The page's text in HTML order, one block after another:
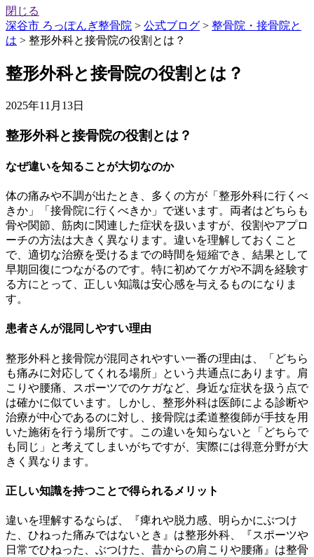
閉じる
深谷市 ろっぽんぎ整骨院 > 公式ブログ > 整骨院・接骨院と
は > 整形外科と接骨院の役割とは？
整形外科と接骨院の役割とは？
2025年11月13日
整形外科と接骨院の役割とは？
なぜ違いを知ることが大切なのか
体の痛みや不調が出たとき、多くの方が「整形外科に行くべ
きか」「接骨院に行くべきか」で迷います。両者はどちらも
骨や関節、筋肉に関連した症状を扱いますが、役割やアプロ
ーチの方法は大きく異なります。違いを理解しておくこと
で、適切な治療を受けるまでの時間を短縮でき、結果として
早期回復につながるのです。特に初めてケガや不調を経験す
る方にとって、正しい知識は安心感を与えるものになりま
す。
患者さんが混同しやすい理由
整形外科と接骨院が混同されやすい一番の理由は、「どちら
も痛みに対応してくれる場所」という共通点にあります。肩
こりや腰痛、スポーツでのケガなど、身近な症状を扱う点で
は確かに似ています。しかし、整形外科は医師による診断や
治療が中心であるのに対し、接骨院は柔道整復師が手技を用
いた施術を行う場所です。この違いを知らないと「どちらで
も同じ」と考えてしまいがちですが、実際には得意分野が大
きく異なります。
正しい知識を持つことで得られるメリット
違いを理解するならば、『痺れや脱力感、明らかにぶつけ
た、ひねった痛みではないとき』は整形外科、『スポーツや
日常でひねった、ぶつけた、昔からの肩こりや腰痛』は整骨